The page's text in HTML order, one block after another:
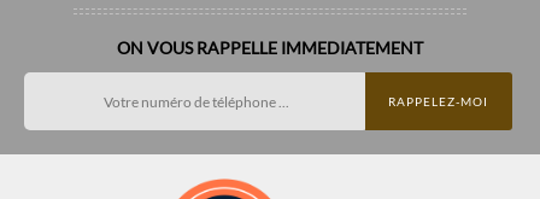
ON VOUS RAPPELLE IMMEDIATEMENT